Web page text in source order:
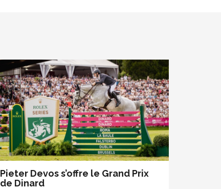
Pieter Devos s’offre le Grand Prix
de Dinard